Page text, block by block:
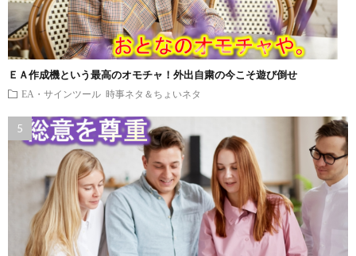
ＥＡ作成機という最高のオモチャ！外出自粛の今こそ遊び倒せ
EA・サインツール 時事ネタ＆ちょいネタ